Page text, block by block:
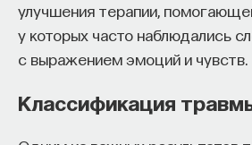
улучшения терапии,
у которых часто наблюдались
с выражением эмоций и чувств.
Классификация